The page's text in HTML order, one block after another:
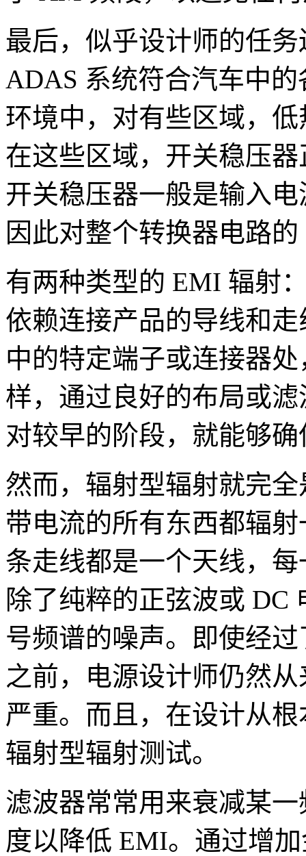
最后，似乎设计师的任
ADAS 系统符合汽车中
环境中，对有些区域，
在这些区域，开关稳压
开关稳压器一般是输入
因此对整个转换器电路
有两种类型的 EMI 辐射
依赖连接产品的导线和
中的特定端子或连接器
样，通过良好的布局或
对较早的阶段，就能够
然而，辐射型辐射就完
带电流的所有东西都辐
条走线都是一个天线，
除了纯粹的正弦波或 DC
号频谱的噪声。即使经
之前，电源设计师仍然
严重。而且，在设计从
辐射型辐射测试。
滤波器常常用来衰减某
度以降低 EMI。通过增